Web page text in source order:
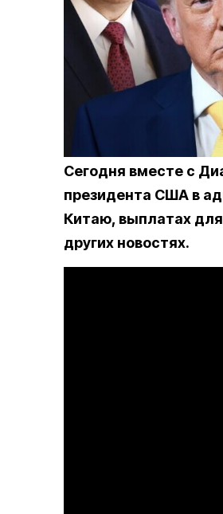
Сегодня вместе с
президента США в
Китаю, выплатах
других новостях.